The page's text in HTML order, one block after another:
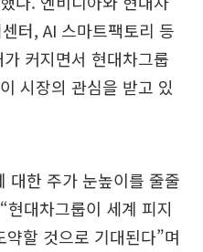
터, AI 스마트팩토리 등
커지면서 현대차그룹
시장의 관심을 받고 있
대한 주가 눈높이를 줄줄
대차그룹이 세계 피지
할 것으로 기대된다”며